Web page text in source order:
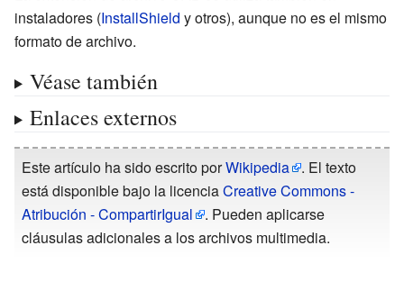
instaladores (InstallShield y otros), aunque no es el mismo
formato de archivo.
Véase también
Enlaces externos
Este artículo ha sido escrito porWikipedia
. El texto
está disponible bajo la licenciaCreative Commons -
Atribución - CompartirIgual
. Pueden aplicarse
cláusulas adicionales a los archivos multimedia.